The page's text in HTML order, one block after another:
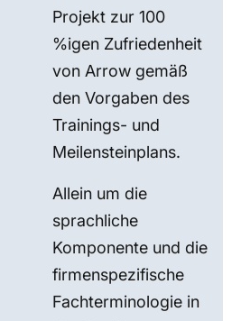
Projekt zur 100
%igen Zufriedenheit
von Arrow gemäß
den Vorgaben des
Trainings- und
Meilensteinplans.
Allein um die
sprachliche
Komponente und die
firmenspezifische
Fachterminologie in